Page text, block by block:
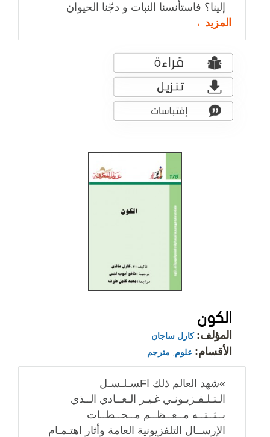
إلينا؟ فاستأنسنا النبات و دجّنا الحيوان
المزيد →
الكون
المؤلف: كارل ساجان
الأقسام: علوم مترجم
»ﺷﻬﺪ اﻟﻌﺎﻟﻢ ذﻟﻚ اFﺴـﻠـﺴـﻞ
اﻟـﺘـﻠـﻔـﺰﻳـﻮﻧـﻲ ﻏـﻴـﺮ اﻟـﻌــﺎدي اﻟــﺬي
ﺑــﺜــﺘــﻪ ﻣــﻌــﻈــﻢ ﻣــﺤــﻄــﺎت
اﻹرﺳــﺎل اﻟﺘﻠﻔﺰﻳﻮﻧﻴﺔ اﻟﻌﺎﻣﺔ وأﺛﺎر اﻫﺘـﻤـﺎم